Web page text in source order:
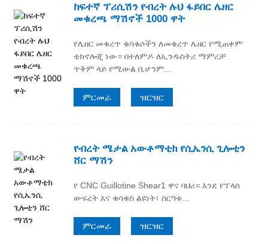
ከፍተኛ ፕሪሲሽን የብረት ሉህ ፋይበር ሌዘር
መቁረጫ ማሽኖች 1000 ዋት
የሌዘር መቁረጥ ቁሳቁሶችን ለመቁረጥ ሌዘር የሚጠቀም
ቴክኖሎጂ ነው። በተለምዶ ለኢንዱስትሪ ማምረቻ
ጥቅም ላይ የሚውል ቢሆንም...
ምርመራ ዝርዝር
የብረት ሜታል አውቶማቲክ የሲኤንሲ ጊሎቲን
ሸር ማሽን
የ CNC Guillotine Shear1 ዋና ባህሪ። እንደ የፕላስ
ውፍረት እና ቁሳቁስ ልዩነት፣ ስርዓቱ...
ምርመራ ዝርዝር